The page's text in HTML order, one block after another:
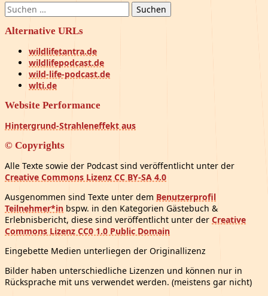
Suchen
nach:
Alternative URLs
wildlifetantra.de
wildlifepodcast.de
wild-life-podcast.de
wlti.de
Website Performance
Hintergrund-Strahleneffekt aus
© Copyrights
Alle Texte sowie der Podcast sind veröffentlicht unter der
Creative Commons Lizenz CC BY-SA 4.0
Ausgenommen sind Texte unter dem Benutzerprofil
Teilnehmer*in bspw. in den Kategorien Gästebuch &
Erlebnisbericht, diese sind veröffentlicht unter der Creative
Commons Lizenz CC0 1.0 Public Domain
Eingebette Medien unterliegen der Originallizenz
Bilder haben unterschiedliche Lizenzen und können nur in
Rücksprache mit uns verwendet werden. (meistens gar nicht)